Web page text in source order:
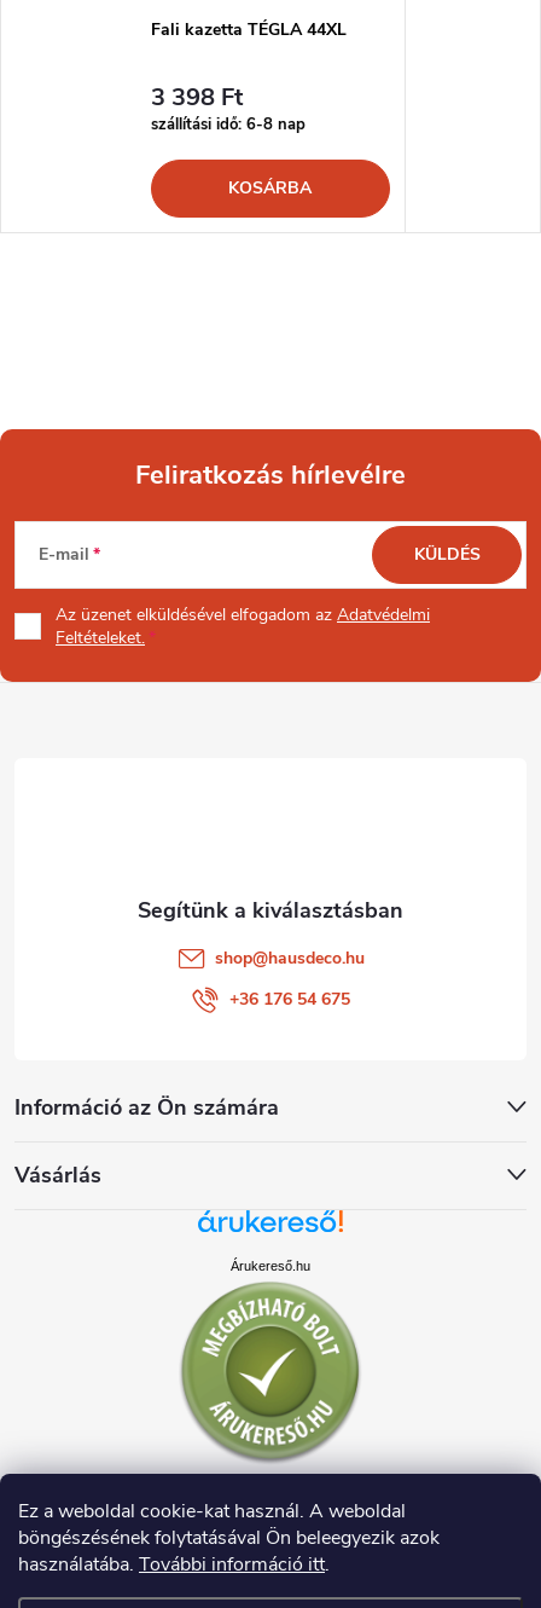
Ez a weboldal cookie-kat használ. A weboldal
böngészésének folytatásával Ön beleegyezik azok
használatába. További információ itt.
Fali kazetta TÉGLA 44XL
3 398 Ft
szállítási idő: 6-8 nap
KOSÁRBA
L
á
b
Feliratkozás hírlevélre
E-mail
Az üzenet elküldésével elfogadom az Adatvédelmi
Feltételeket.
KÜLDÉS
Információ az Ön számára
Vásárlás
shop@hausdeco.hu
+36 176 54 675
Árukereső.hu